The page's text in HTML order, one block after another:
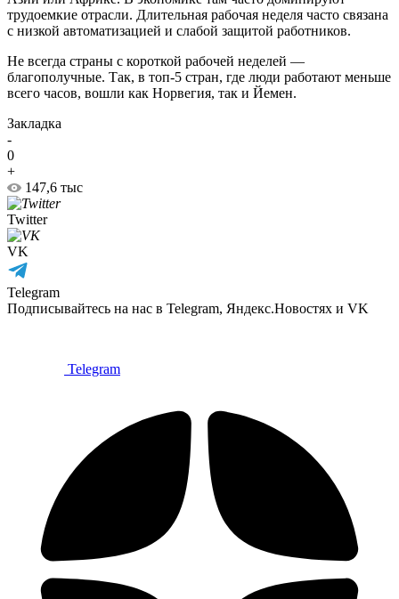
трудоемкие отрасли. Длительная рабочая неделя часто связана
с низкой автоматизацией и слабой защитой работников.
Не всегда страны с короткой рабочей неделей —
благополучные. Так, в топ-5 стран, где люди работают меньше
всего часов, вошли как Норвегия, так и Йемен.
Закладка
-
0
+
147,6 тыс
Twitter
VK
Telegram
Подписывайтесь на нас в Telegram, Яндекс.Новостях и VK
Telegram